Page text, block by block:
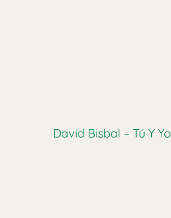
David Bisbal – Tú Y Yo